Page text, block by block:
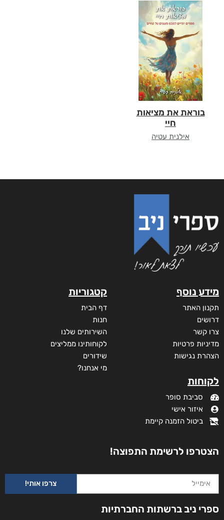
בוראת את מציאות
חיי
אילנית עטיה
מידע נוסף
תקנון האתר
דרושים
צרו קשר
מדיניות פרטיות
הצהרת נגישות
לקוחות
סביבת סופר
איזור אישי
ביטול הזמנה קיימת
קטגוריות
דף הבית
חנות
השירותים שלנו
לקוחותינו ממליצים
שידורים
מי אנחנו?
הצטרפו לרשימת התפוצה!
צרפו אותי!
ספרי ניב ברשתות החברתיות